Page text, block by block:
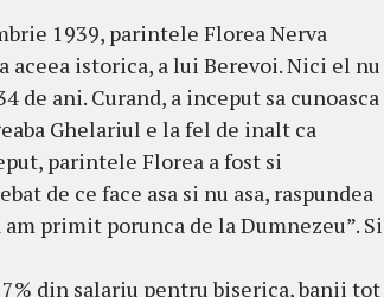
1939, parintele Florea Nerva
istorica, a lui Berevoi. Nici el nu
de ani. Curand, a inceput sa cunoasca
Ghelariul e la fel de inalt ca
parintele Florea a fost si
de ce face asa si nu asa, raspundea
primit porunca de la Dumnezeu”. Si
din salariu pentru biserica, banii tot